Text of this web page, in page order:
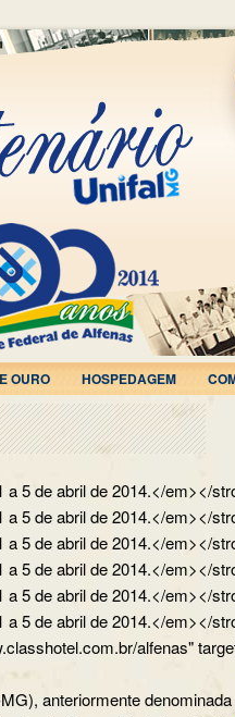
OURO HOSPEDAGEM
5 de abril de 2014.</
5 de abril de 2014.</
5 de abril de 2014.</em></
5 de abril de 2014.</em></
5 de abril de 2014.</em></
5 de abril de 2014.</
alfenas"
anteriormente